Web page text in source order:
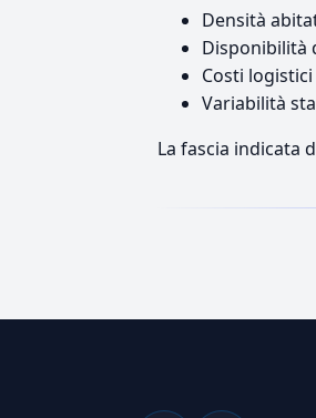
Densità
Disponibilità
Costi
Variabilità
La fascia indicata